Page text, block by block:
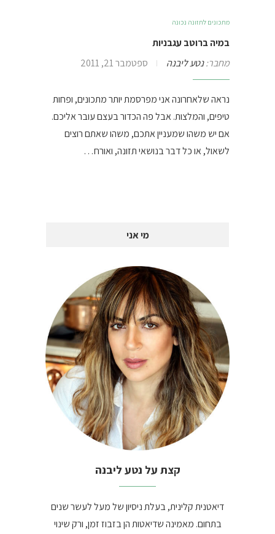
מתכונים לתזונה נכונה
במיה ברוטב עגבניות
מחבר:נטע ליבנה ספטמבר 21, 2011
נראה שלאחרונה אני מפרסמת יותר מתכונים, ופחות
טיפים, והמלצות. אבל פה הכדור בעצם עובר אליכם.
אם יש משהו שמעניין אתכם, משהו שאתם רוצים
לשאול, או כל דבר בנושאי תזונה, ואורח…
מי אני
קצת על נטע ליבנה
דיאטנית קלינית, בעלת ניסיון של מעל לעשר שנים
בתחום. מאמינה שדיאטות הן בזבוז זמן, ורק שינוי